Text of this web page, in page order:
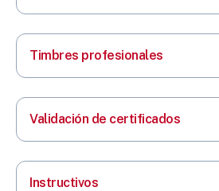
Timbres profesionales
Validación de certificados
Instructivos